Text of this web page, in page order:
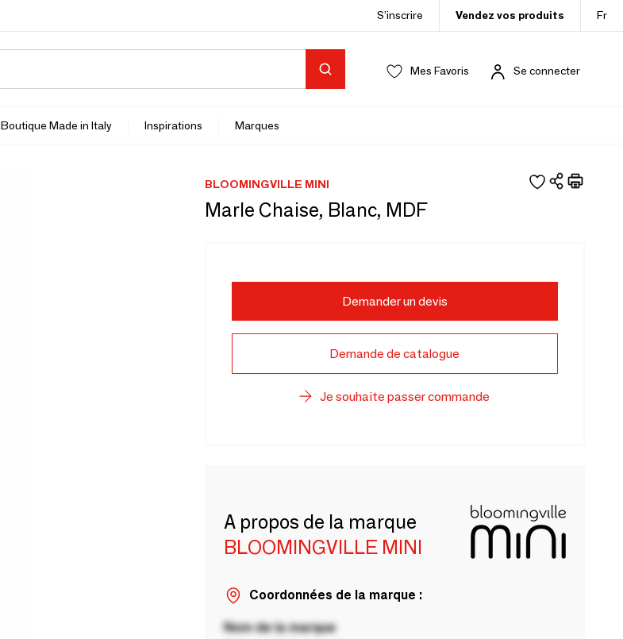
S’inscrire Vendez vos produits Fr
Mes Favoris Se connecter
Boutique Made in Italy Inspirations Marques
BLOOMINGVILLE MINI
Marle Chaise, Blanc, MDF
Demander un devis
Demande de catalogue
Je souhaite passer commande
A propos de la marque
BLOOMINGVILLE MINI
Coordonnées de la marque :
Nom de la marque